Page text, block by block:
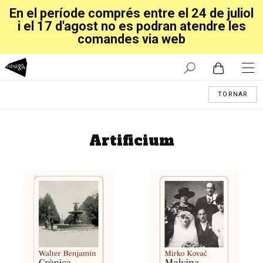
En el període comprés entre el 24 de juliol
i el 17 d'agost no es podran atendre les
comandes via web
TORNAR
Artificium